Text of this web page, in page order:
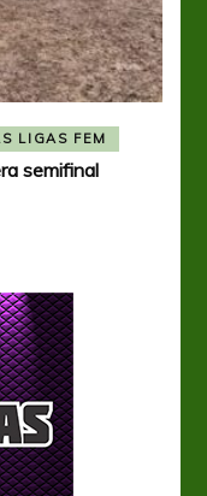
LIGAS FEM
semifinal